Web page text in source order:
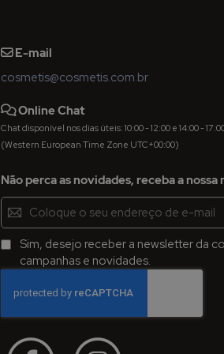
E-mail
cosmetis@cosmetis.com.br
Online Chat
Chat disponível nos dias úteis: 10:00 - 12:00 e 14:00 -
(Western European Time Zone UTC+00:00)
Não perca as novidades, receba a
Inscreva-
se
na
Newsletter:
Sim, desejo receber a newsletter da
campanhas e novidades.